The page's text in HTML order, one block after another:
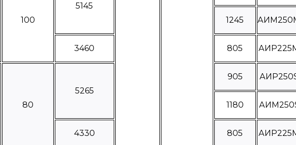
100
5145
1245
3460 805
80
5265
905
1180
4330 805